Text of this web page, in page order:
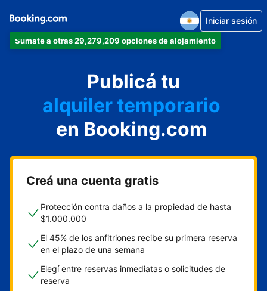
Sumate a otras 29,279,209 opciones de alojamiento
Iniciar sesión
Publicá tu
departamento
hotel
alquiler temporario
cabaña
aparthotel
en Booking.com
Creá una cuenta gratis
Protección contra daños a la propiedad de hasta
$1.000.000
El 45% de los anfitriones recibe su primera reserva
en el plazo de una semana
Elegí entre reservas inmediatas o solicitudes de
reserva